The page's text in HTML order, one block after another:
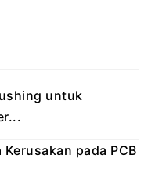
untuk
pada PCB